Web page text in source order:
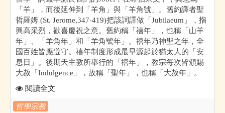
「羊」，而後延伸到「羊角」與「羊角號」。舊約譯者聖
哲羅姆 (St. Jerome,347-419)把該詞譯做「Jubilaeum」，指
興高采烈，歡喜慶祝之意。舊約稱「禧年」，也稱「山羊
年」、「羊角年」和「羊角號年」。禧年乃神聖之年，全
國百姓皆應遵守。禧年制度形成最早源起於猶太人的「安
息日」。後期天主教所舉行的「禧年」，教宗每次皆頒賜
大赦「Indulgence」，故稱「聖年」，也稱「大赦年」。
閱讀全文
哲學宗教